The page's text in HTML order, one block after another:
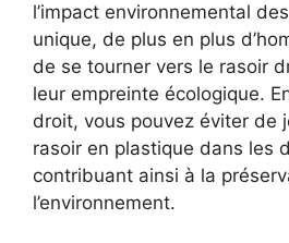
l’impact environnemental
unique, de plus en plus
de se tourner vers le rasoir
leur empreinte écologique.
droit, vous pouvez éviter de
rasoir en plastique dans les
contribuant ainsi à la
l’environnement.